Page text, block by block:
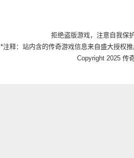
拒绝盗版游戏，注意自我保
*注释：站内含的传奇游戏信息来自盛大授权
Copyright 2025 传